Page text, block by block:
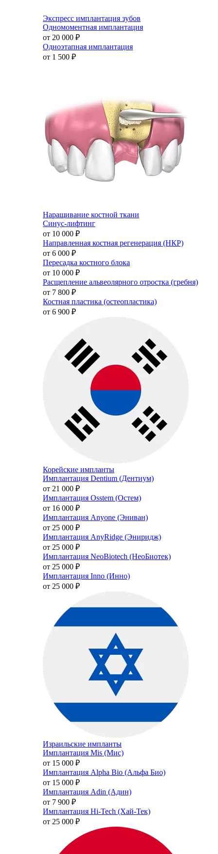
Экспресс имплантация зубов
Одномоментная имплантация
от 20 000 ₽
Одноэтапная имплантация
от 1 500 ₽
Наращивание костной ткани
Синус-лифтинг
от 10 000 ₽
Направленная костная регенерация (НКР)
от 6 000 ₽
Пересадка костного блока
от 10 000 ₽
Расщепление альвеолярного отростка (гребня)
от 7 800 ₽
Костная пластика (остеопластика)
от 6 900 ₽
Корейские импланты
Имплантация Dentium (Дентиум)
от 21 000 ₽
Имплантация Osstem (Остем)
от 16 000 ₽
Имплантация Anyone (Эниван)
от 25 000 ₽
Имплантация AnyRidge (Эниридж)
от 25 000 ₽
Имплантация NeoBiotech (НеоБиотек)
от 25 000 ₽
Имплантация Inno (Инно)
от 25 000 ₽
Израильские импланты
Имплантация Mis (Мис)
от 15 000 ₽
Имплантация Alpha Bio (Альфа Био)
от 15 000 ₽
Имплантация Adin (Адин)
от 7 900 ₽
Имплантация Hi-Tech (Хай-Тек)
от 25 000 ₽